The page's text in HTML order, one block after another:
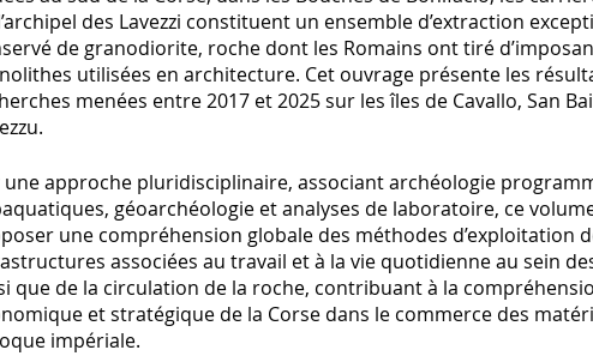
des Lavezzi constituent un ensemble d’extraction
de granodiorite, roche dont les Romains ont tiré
utilisées en architecture. Cet ouvrage présente les
menées entre 2017 et 2025 sur les îles de Cavallo, San
une approche pluridisciplinaire, associant archéologie
géoarchéologie et analyses de laboratoire, ce
une compréhension globale des méthodes d’exploitation
associées au travail et à la vie quotidienne au sein
que de la circulation de la roche, contribuant à la
et stratégique de la Corse dans le commerce des
impériale.